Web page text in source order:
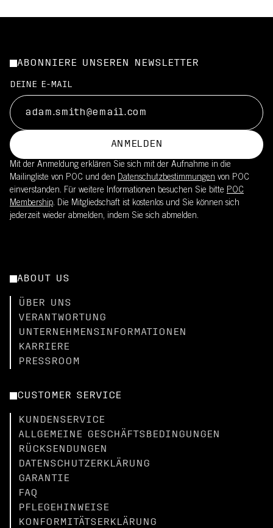
ABONNIERE UNSEREN NEWSLETTER
DEINE E-MAIL
ANMELDEN
Mit der Anmeldung erklären Sie sich mit der Aufnahme in die
Mailingliste von POC und den Datenschutzbestimmungen von POC
einverstanden. Für weitere Informationen besuchen Sie bitte POC
Membership. Die Mitgliedschaft ist kostenlos und Sie können sich
jederzeit wieder abmelden, indem Sie sich abmelden.
ABOUT US
ÜBER UNS
VERANTWORTUNG
UNTERNEHMENSINFORMATIONEN
KARRIERE
PRESSROOM
CUSTOMER SERVICE
KUNDENSERVICE
ALLGEMEINE GESCHÄFTSBEDINGUNGEN
RÜCKSENDUNGEN
DATENSCHUTZERKLÄRUNG
GARANTIE
FAQ
PFLEGEHINWEISE
KONFORMITÄTSERKLÄRUNG